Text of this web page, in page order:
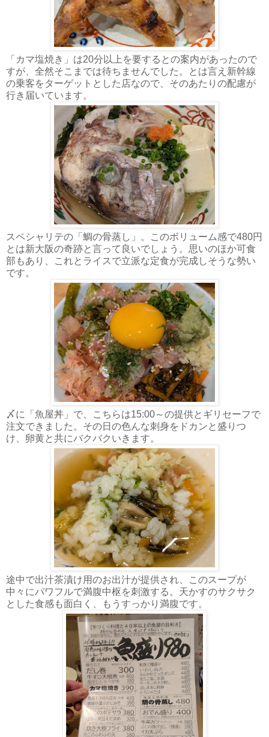
「カマ塩焼き」は20分以上を要するとの案内があったので
すが、全然そこまでは待ちませんでした。とは言え新幹線
の乗客をターゲットとした店なので、そのあたりの配慮が
行き届いています。
スペシャリテの「鯛の骨蒸し」。このボリューム感で480円
とは新大阪の奇跡と言って良いでしょう。思いのほか可食
部もあり、これとライスで立派な定食が完成しそうな勢い
です。
〆に「魚屋丼」で、こちらは15:00～の提供とギリセーフで
注文できました。その日の色んな刺身をドカンと盛りつ
け、卵黄と共にバクバクいきます。
途中で出汁茶漬け用のお出汁が提供され、このスープが
中々にパワフルで満腹中枢を刺激する。天かすのサクサク
とした食感も面白く、もうすっかり満腹です。